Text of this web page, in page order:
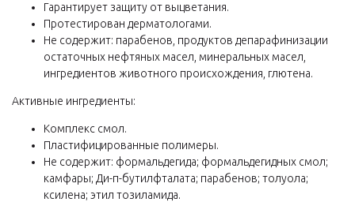
Гарантирует защиту от выцветания.
Протестирован дерматологами.
Не содержит: парабенов, продуктов депарафинизации
остаточных нефтяных масел, минеральных масел,
ингредиентов животного происхождения, глютена.
Активные ингредиенты:
Комплекс смол.
Пластифицированные полимеры.
Не содержит: формальдегида; формальдегидных смол;
камфары; Ди-п-бутилфталата; парабенов; толуола;
ксилена; этил тозиламида.